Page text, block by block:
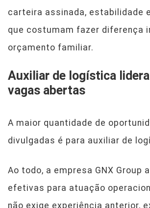
carteira assinada, estabilidade
que costumam fazer diferença
orçamento familiar.
Auxiliar de logística
vagas abertas
A maior quantidade de
divulgadas é para auxiliar de
Ao todo, a empresa GNX Group
efetivas para atuação
não exige experiência anterior,